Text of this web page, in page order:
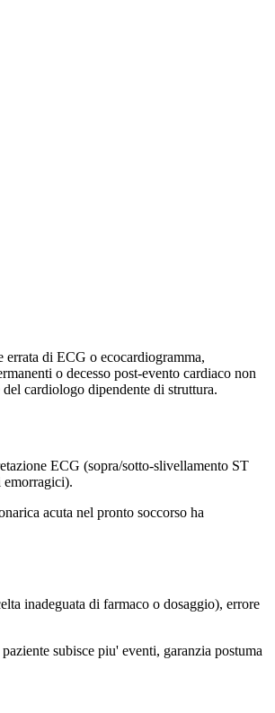
di ECG o ecocardiogramma,
o decesso post-evento cardiaco non
cardiologo dipendente di struttura.
ECG (sopra/sotto-slivellamento ST
emorragici).
acuta nel pronto soccorso ha
inadeguata di farmaco o dosaggio), errore
subisce piu' eventi, garanzia postuma